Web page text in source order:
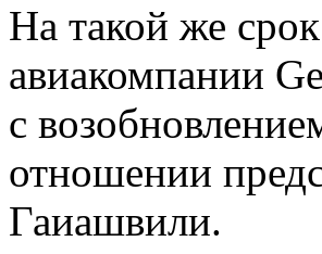
На такой же
авиакомпании
с
отношении
Гаиашвили.